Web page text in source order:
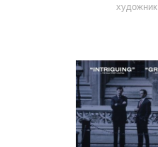
художник